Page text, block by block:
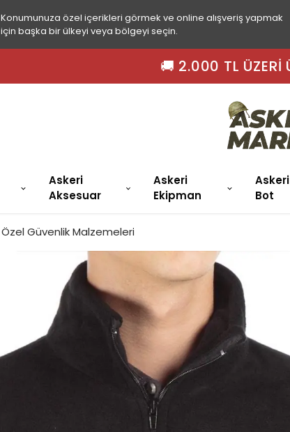
Konumunuza özel içerikleri görmek ve online alışveriş yapmak
için başka bir ülkeyi veya bölgeyi seçin.
Askeri
Aksesuar
Askeri
Ekipman
Askeri
Bot
Özel Güvenlik Malzemeleri